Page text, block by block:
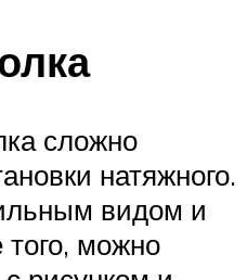
сложно
натяжного.
видом и
можно